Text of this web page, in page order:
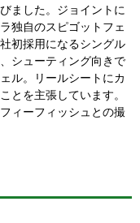
ました。ジョイントに
独自のスピゴットフェ
初採用になるシングル
シューティング向きで
ル。リールシートにカ
とを主張しています。
ィーフィッシュとの撮